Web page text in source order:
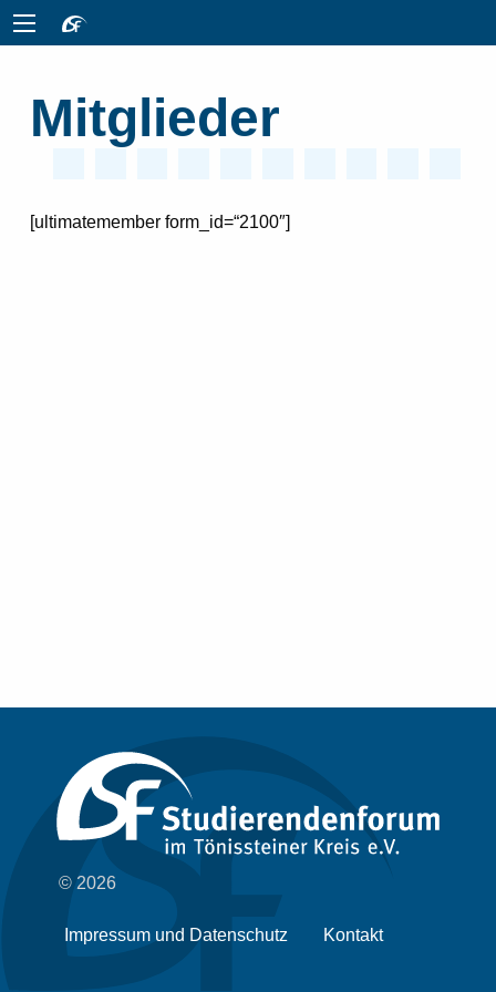
Mitglieder
[ultimatemember form_id=“2100″]
© 2026
Impressum und Datenschutz Kontakt